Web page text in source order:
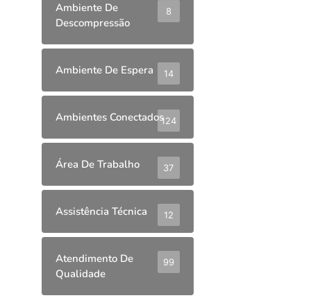
Ambiente De
Descompressão
8
Ambiente De Espera 14
Ambientes Conectados124
Área De Trabalho 37
Assistência Técnica 12
Atendimento De
Qualidade
99